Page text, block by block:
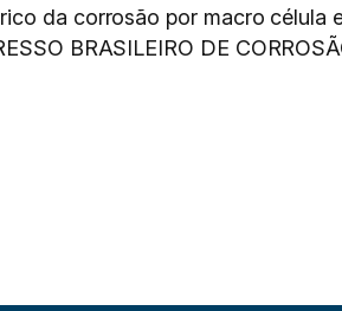
da corrosão por macro
BRASILEIRO DE